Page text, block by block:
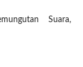
Suara,